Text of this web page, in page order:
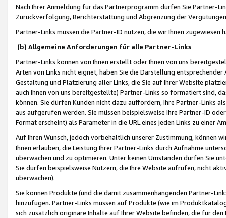
Nach Ihrer Anmeldung für das Partnerprogramm dürfen Sie Partner-
Zurückverfolgung, Berichterstattung und Abgrenzung der
Partner-Links müssen die Partner-ID nutzen, die wir Ihnen zugewiesen
(b) Allgemeine Anforderungen für alle Partner-Links
Partner-Links können von Ihnen erstellt oder Ihnen von uns
Arten von Links nicht eignet, haben Sie die Darstellung
Gestaltung und Platzierung aller Links, die Sie auf Ihrer Website
auch Ihnen von uns bereitgestellte) Partner-Links so formatiert sind,
können. Sie dürfen Kunden nicht dazu auffordern, Ihre Partner-Links
aus aufgerufen werden. Sie müssen beispielsweise Ihre Partner-ID
Format erscheint) als Parameter in die URL eines jeden Links zu einer
Auf Ihren Wunsch, jedoch vorbehaltlich unserer Zustimmung, können
Ihnen erlauben, die Leistung Ihrer Partner-Links durch Aufnahme
überwachen und zu optimieren. Unter keinen Umständen dürfen Sie
Sie dürfen beispielsweise Nutzern, die Ihre Website aufrufen, nicht
überwachen).
Sie können Produkte (und die damit zusammenhängenden Partner-
hinzufügen. Partner-Links müssen auf Produkte (wie im
sich zusätzlich originäre Inhalte auf Ihrer Website befinden, die für